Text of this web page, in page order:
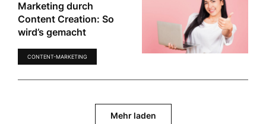
Marketing durch
Content Creation: So
wird’s gemacht
CONTENT-MARKETING
Mehr laden